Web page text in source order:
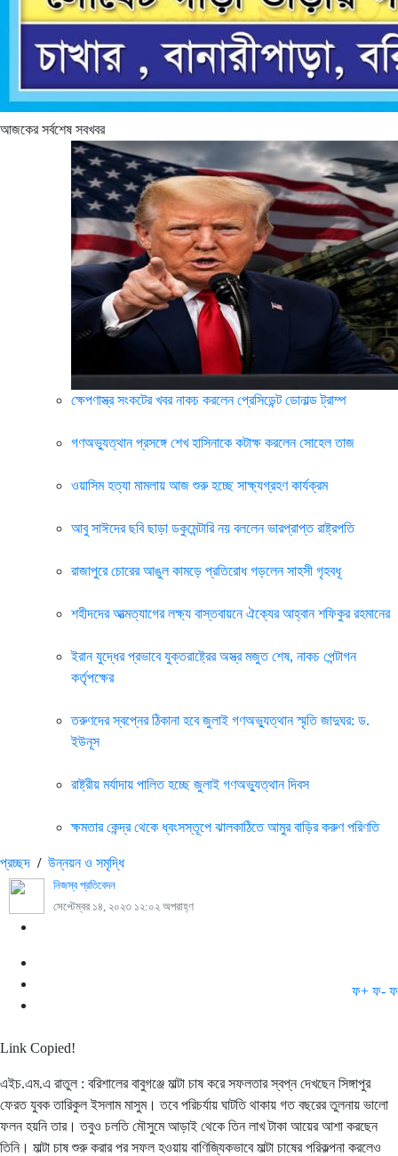
আজকের সর্বশেষ সবখবর
ক্ষেপণাস্ত্র সংকটের খবর নাকচ করলেন প্রেসিডেন্ট ডোনাল্ড ট্রাম্প
গণঅভ্যুত্থান প্রসঙ্গে শেখ হাসিনাকে কটাক্ষ করলেন সোহেল তাজ
ওয়াসিম হত্যা মামলায় আজ শুরু হচ্ছে সাক্ষ্যগ্রহণ কার্যক্রম
আবু সাঈদের ছবি ছাড়া ডকুমেন্টারি নয় বললেন ভারপ্রাপ্ত রাষ্ট্রপতি
রাজাপুরে চোরের আঙুল কামড়ে প্রতিরোধ গড়লেন সাহসী গৃহবধূ
শহীদদের আত্মত্যাগের লক্ষ্য বাস্তবায়নে ঐক্যের আহ্বান শফিকুর রহমানের
ইরান যুদ্ধের প্রভাবে যুক্তরাষ্ট্রের অস্ত্র মজুত শেষ, নাকচ পেন্টাগন
কর্তৃপক্ষের
তরুণদের স্বপ্নের ঠিকানা হবে জুলাই গণঅভ্যুত্থান স্মৃতি জাদুঘর: ড.
ইউনূস
রাষ্ট্রীয় মর্যাদায় পালিত হচ্ছে জুলাই গণঅভ্যুত্থান দিবস
ক্ষমতার কেন্দ্র থেকে ধ্বংসস্তূপে ঝালকাঠিতে আমুর বাড়ির করুণ পরিণতি
প্রচ্ছদ / উন্নয়ন ও সমৃদ্ধি
নিজস্ব প্রতিবেদন
সেপ্টেম্বর ১৪, ২০২৩ ১২:০২ অপরাহ্ণ
ফ+ ফ- ফ
Link Copied!
এইচ.এম.এ রাতুল : বরিশালের বাবুগঞ্জে মাল্টা চাষ করে সফলতার স্বপ্ন দেখছেন সিঙ্গাপুর
ফেরত যুবক তারিকুল ইসলাম মাসুম। তবে পরিচর্যায় ঘাটতি থাকায় গত বছরের তুলনায় ভালো
ফলন হয়নি তার। তবুও চলতি মৌসুমে আড়াই থেকে তিন লাখ টাকা আয়ের আশা করছেন
তিনি। মাল্টা চাষ শুরু করার পর সফল হওয়ায় বাণিজ্যিকভাবে মাল্টা চাষের পরিকল্পনা করলেও